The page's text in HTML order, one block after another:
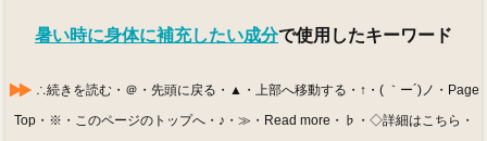
暑い時に身体に補充したい成分で使用したキーワード
∴続きを読む・＠・先頭に戻る・▲・上部へ移動する・↑・( ｀ー´)ノ・Page
Top・※・このページのトップへ・♪・≫・Read more・♭・◇詳細はこちら・